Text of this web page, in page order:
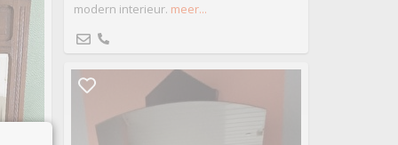
modern interieur. meer...